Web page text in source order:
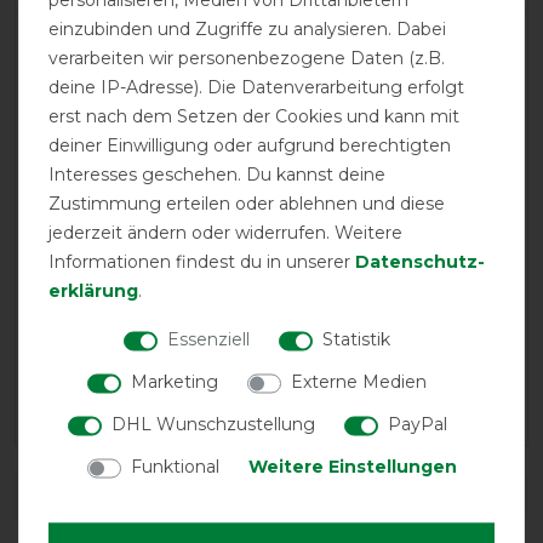
LATEST REVIEWS
05.07.2026
Erfüllt seinen Zweck und ist für den Preis perfekt 👌🏻
13.08.2023
Gute Qualität leider an der Brust für mein Pferd zu eng
22.07.2021
Tolles Material.Passt haargenau.
einzubinden und Zugriffe zu analysieren. Dabei
verarbeiten wir personenbezogene Daten (z.B.
deine IP-Adresse). Die Datenverarbeitung erfolgt
erst nach dem Setzen der Cookies und kann mit
deiner Einwilligung oder aufgrund berechtigten
Interesses geschehen. Du kannst deine
Zustimmung erteilen oder ablehnen und diese
jederzeit ändern oder widerrufen. Weitere
Informationen findest du in unserer Daten­schutz­
erklärung.
Essenziell
Statistik
Marketing
Externe Medien
DHL Wunschzustellung
PayPal
Funktional
Weitere Einstellungen